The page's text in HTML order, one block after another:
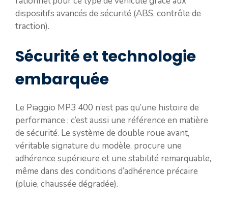
dispositifs avancés de sécurité (ABS, contrôle de
traction).
Sécurité et technologie
embarquée
Le Piaggio MP3 400 n’est pas qu’une histoire de
performance ; c’est aussi une référence en matière
de sécurité. Le système de double roue avant,
véritable signature du modèle, procure une
adhérence supérieure et une stabilité remarquable,
même dans des conditions d’adhérence précaire
(pluie, chaussée dégradée).